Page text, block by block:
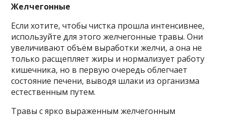
Желчегонные
Если хотите, чтобы чистка прошла интенсивнее,
используйте для этого желчегонные травы. Они
увеличивают объём выработки желчи, а она не
только расщепляет жиры и нормализует работу
кишечника, но в первую очередь облегчает
состояние печени, выводя шлаки из организма
естественным путем.
Травы с ярко выраженным желчегонным